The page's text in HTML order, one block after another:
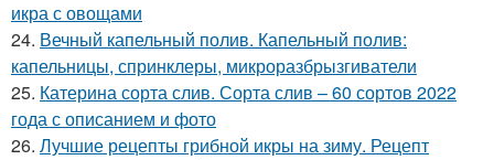
икра с овощами
24. Вечный капельный полив. Капельный полив:
капельницы, спринклеры, микроразбрызгиватели
25. Катерина сорта слив. Сорта слив – 60 сортов 2022
года с описанием и фото
26. Лучшие рецепты грибной икры на зиму. Рецепт